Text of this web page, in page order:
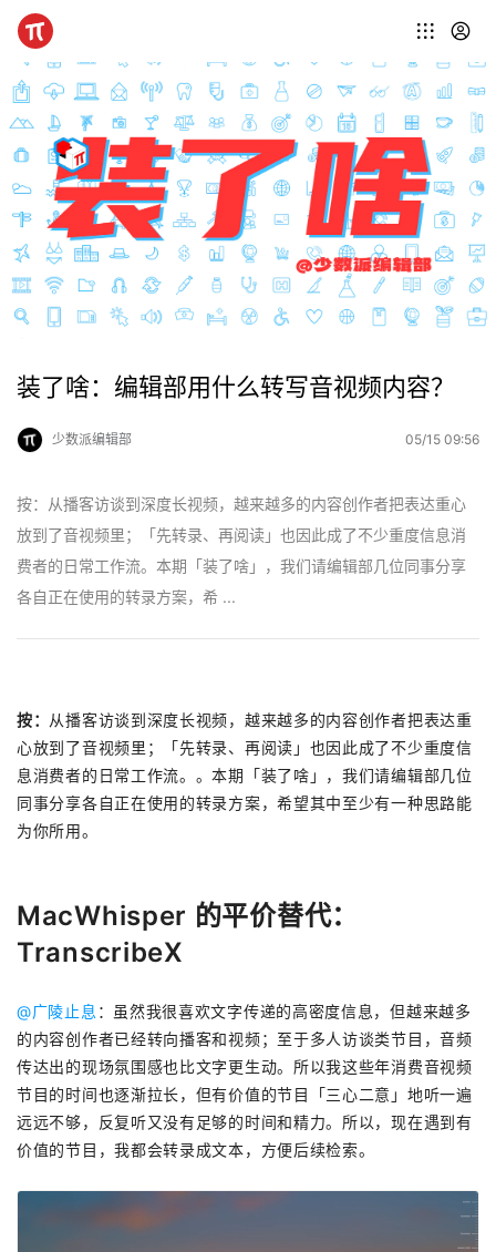
装了啥：编辑部用什么转写音视频内容？
少数派编辑部 05/15 09:56
按：从播客访谈到深度长视频，越来越多的内容创作者把表达重心
放到了音视频里；「先转录、再阅读」也因此成了不少重度信息消
费者的日常工作流。本期「装了啥」，我们请编辑部几位同事分享
各自正在使用的转录方案，希 ...
按： 从播客访谈到深度长视频，越来越多的内容创作者把表达重
心放到了音视频里；「先转录、再阅读」也因此成了不少重度信
息消费者的日常工作流。。本期「装了啥」，我们请编辑部几位
同事分享各自正在使用的转录方案，希望其中至少有一种思路能
为你所用。
MacWhisper 的平价替代：
TranscribeX
@广陵止息 ：虽然我很喜欢文字传递的高密度信息，但越来越多
的内容创作者已经转向播客和视频；至于多人访谈类节目，音频
传达出的现场氛围感也比文字更生动。所以我这些年消费音视频
节目的时间也逐渐拉长，但有价值的节目「三心二意」地听一遍
远远不够，反复听又没有足够的时间和精力。所以，现在遇到有
价值的节目，我都会转录成文本，方便后续检索。